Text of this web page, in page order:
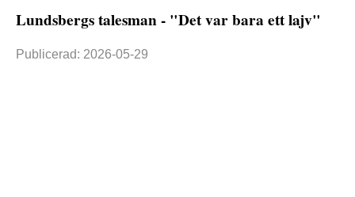
Lundsbergs talesman - "Det var bara ett lajv"
Publicerad: 2026-05-29